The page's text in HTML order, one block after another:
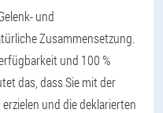
und
Zusammensetzung.
und 100 %
das, dass Sie mit der
und die deklarierten